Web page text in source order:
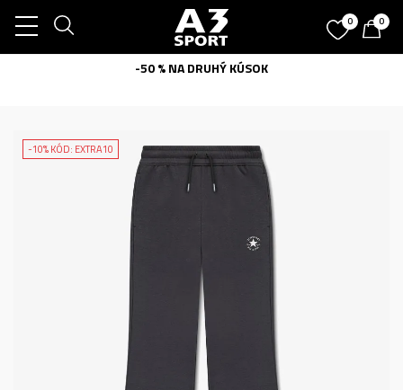
0 0
-50 % NA DRUHÝ KÚSOK
-10% KÓD: EXTRA10